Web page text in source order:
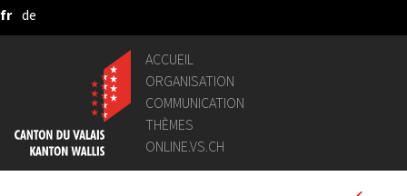
Saut au contenu principal
fr de
ACCUEIL
ORGANISATION
COMMUNICATION
THÈMES
ONLINE.VS.CH